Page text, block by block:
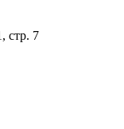
стр. 7